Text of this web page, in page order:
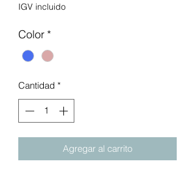
IGV incluido
Color *
Cantidad *
Agregar al carrito